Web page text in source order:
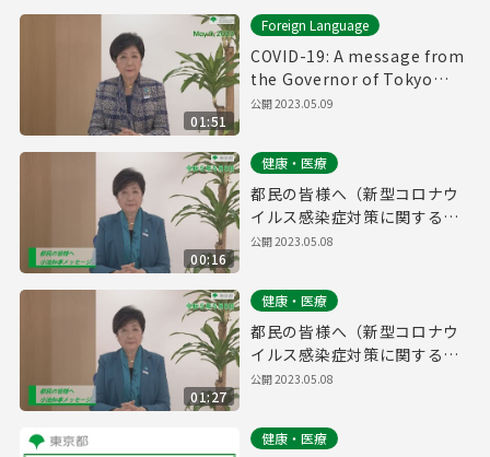
01:51
Foreign Language
COVID-19: A message from
the Governor of Tokyo
(May 9th, 2023)
公開 2023.05.09
00:16
健康・医療
都民の皆様へ（新型コロナウ
イルス感染症対策に関する知
事メッセージ 15秒版 令和5年
公開 2023.05.08
01:27
健康・医療
都民の皆様へ（新型コロナウ
イルス感染症対策に関する知
事メッセージ 令和5年5月8
公開 2023.05.08
健康・医療